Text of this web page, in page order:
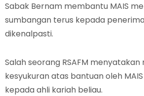
Sabak Bernam membantu MAIS
sumbangan terus kepada
dikenalpasti.
Salah seorang RSAFM menyatakan
kesyukuran atas bantuan oleh
kepada ahli kariah beliau.